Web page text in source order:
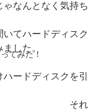
てみた！
なんとなく気持ち
てハードディスク
した。
ードディスクを引
れ